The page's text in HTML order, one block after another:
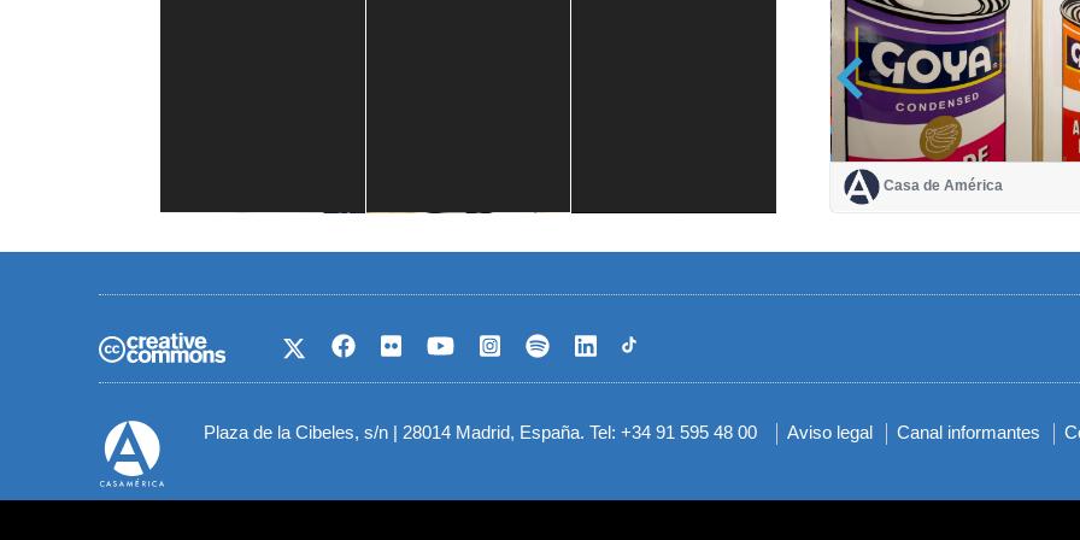
Casa de América
Plaza de la Cibeles, s/n | 28014 Madrid, España. Tel: +34 91 595 48 00
Menú
del
Aviso legal Canal informantes